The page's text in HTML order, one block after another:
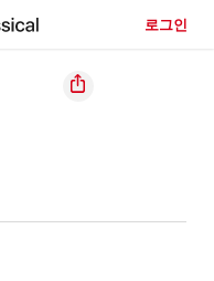
로그인